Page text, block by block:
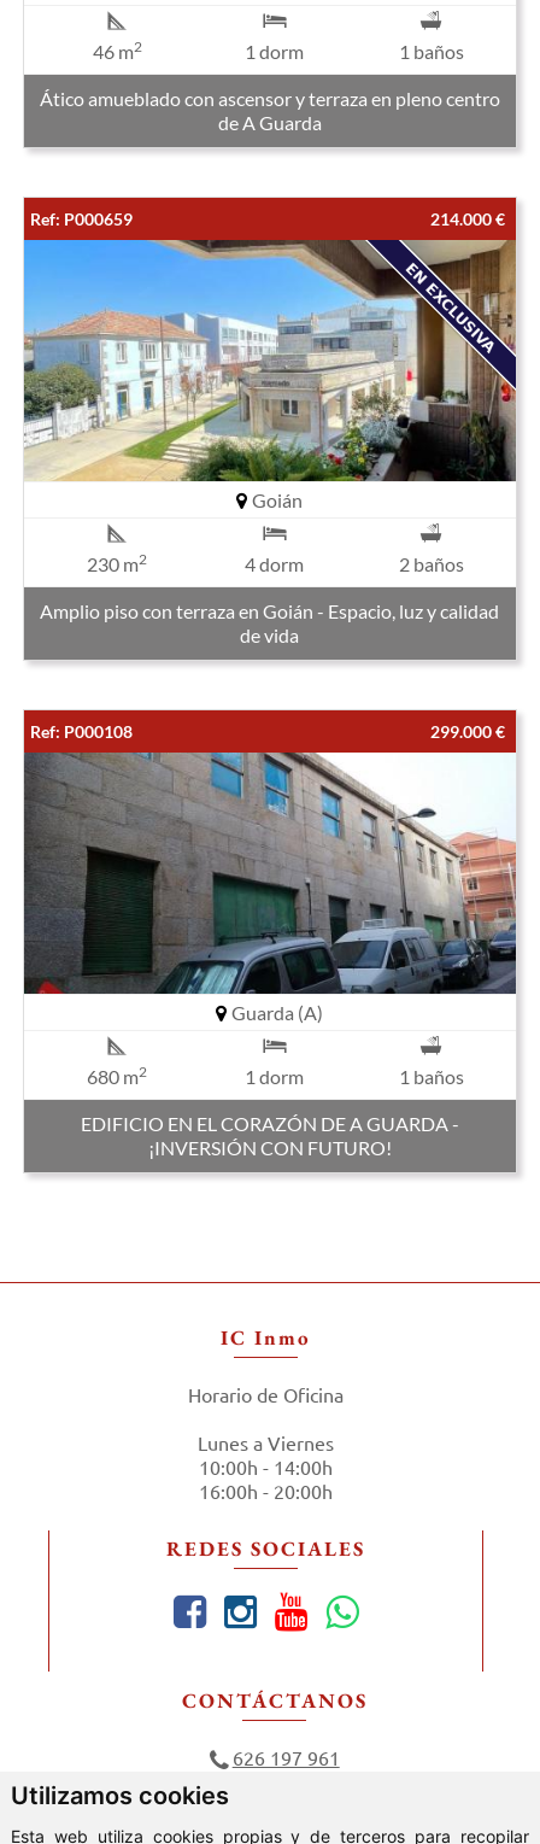
Utilizamos cookies
Esta web utiliza cookies propias y de terceros para recopilar
46 m2 1 dorm 1 baños
Ático amueblado con ascensor y terraza en pleno centro
de A Guarda
Ref: P000659 214.000 €
Goián
230 m2 4 dorm 2 baños
Amplio piso con terraza en Goián - Espacio, luz y calidad
de vida
Ref: P000108 299.000 €
Guarda (A)
680 m2 1 dorm 1 baños
EDIFICIO EN EL CORAZÓN DE A GUARDA -
¡INVERSIÓN CON FUTURO!
IC Inmo
Horario de Oficina
Lunes a Viernes
10:00h - 14:00h
16:00h - 20:00h
REDES SOCIALES
CONTÁCTANOS
626 197 961
info@icinmo.com
Camiño da Fonte 15, 36770 O Rosal